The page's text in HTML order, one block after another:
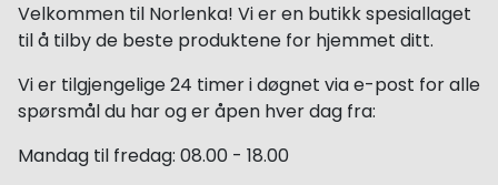
Velkommen til Norlenka! Vi er en butikk spesiallaget
til å tilby de beste produktene for hjemmet ditt.
Vi er tilgjengelige 24 timer i døgnet via e-post for alle
spørsmål du har og er åpen hver dag fra:
Mandag til fredag: 08.00 - 18.00